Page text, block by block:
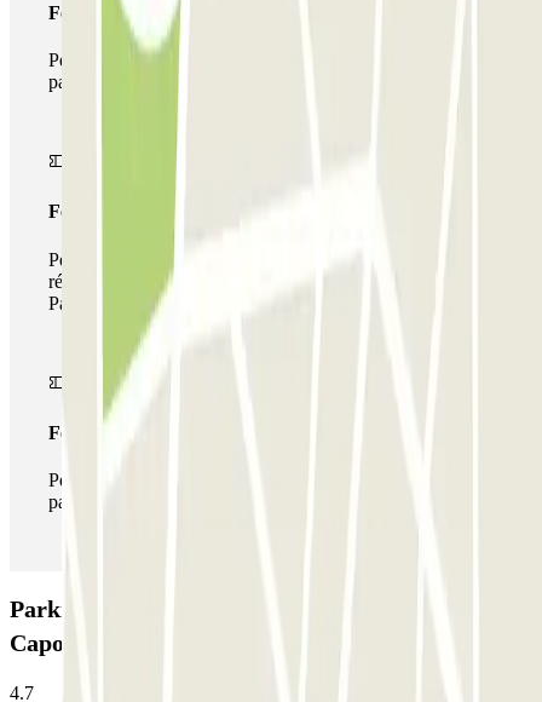
Forfait Simple
Pendant votre séjour, vous ne pourrez entrer et sortir du
parking qu'une seule fois
Forfait de stationnement multiple
Pendant votre séjour, vous pouvez utiliser l'ensemble du
réseau de parkings de cet opérateur disponible sur
Parclick.
Forfait illimité
Pendant votre séjour, vous pouvez entrer et sortir du
parking aussi souvent que vous le souhaitez.
Parking Car Make Up - Shuttle - Aeroporto
Capodichino - Scoperto: Avis
4.7